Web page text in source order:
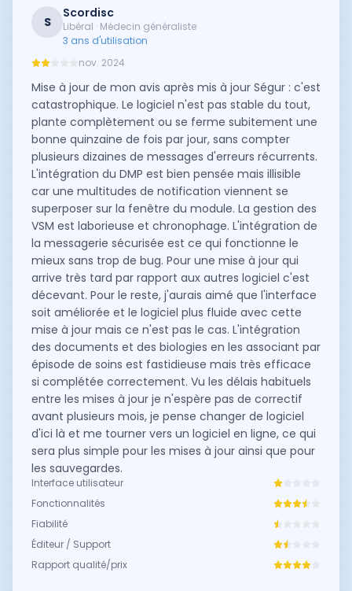
S
Scordisc
Libéral · Médecin généraliste
3 ans d'utilisation
nov. 2024
Mise à jour de mon avis après mis à jour Ségur : c'est
catastrophique. Le logiciel n'est pas stable du tout,
plante complètement ou se ferme subitement une
bonne quinzaine de fois par jour, sans compter
plusieurs dizaines de messages d'erreurs récurrents.
L'intégration du DMP est bien pensée mais illisible
car une multitudes de notification viennent se
superposer sur la fenêtre du module. La gestion des
VSM est laborieuse et chronophage. L'intégration de
la messagerie sécurisée est ce qui fonctionne le
mieux sans trop de bug. Pour une mise à jour qui
arrive très tard par rapport aux autres logiciel c'est
décevant. Pour le reste, j'aurais aimé que l'interface
soit améliorée et le logiciel plus fluide avec cette
mise à jour mais ce n'est pas le cas. L'intégration
des documents et des biologies en les associant par
épisode de soins est fastidieuse mais très efficace
si complétée correctement. Vu les délais habituels
entre les mises à jour je n'espère pas de correctif
avant plusieurs mois, je pense changer de logiciel
d'ici là et me tourner vers un logiciel en ligne, ce qui
sera plus simple pour les mises à jour ainsi que pour
les sauvegardes.
Interface utilisateur
Fonctionnalités
Fiabilité
Éditeur / Support
Rapport qualité/prix